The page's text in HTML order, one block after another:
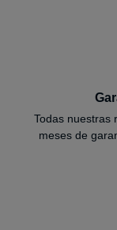
Todas nuestras
meses de